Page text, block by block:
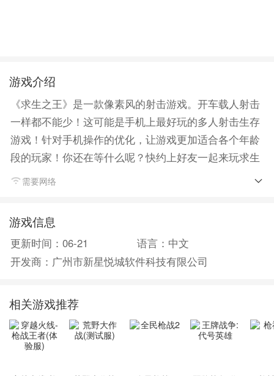
游戏介绍
《求生之王》是一款像素风的射击游戏。开车载人射击
一样都不能少！这可能是手机上最好玩的多人射击生存
游戏！针对手机操作的优化，让游戏更加适合各个年龄
段的玩家！你还在等什么呢？快约上好友一起来玩求生
之王吧！
需要网络
游戏信息
更新时间：06-21
语言：中文
开发商：广州市新星悦城软件科技有限公司
相关游戏推荐